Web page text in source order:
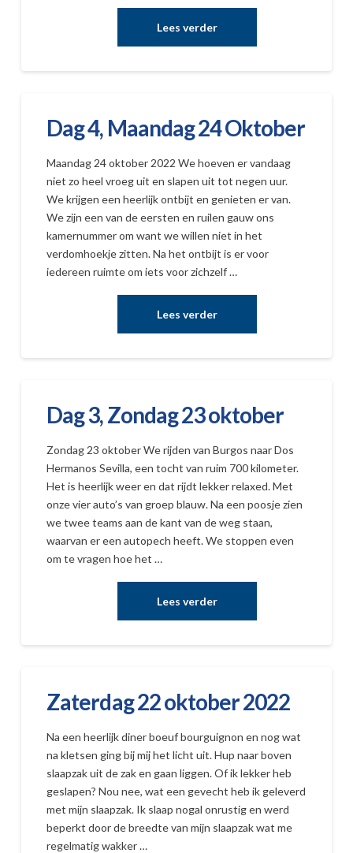
Dag 4, Maandag 24 Oktober
Maandag 24 oktober 2022 We hoeven er vandaag
niet zo heel vroeg uit en slapen uit tot negen uur.
We krijgen een heerlijk ontbijt en genieten er van.
We zijn een van de eersten en ruilen gauw ons
kamernummer om want we willen niet in het
verdomhoekje zitten. Na het ontbijt is er voor
iedereen ruimte om iets voor zichzelf …
Dag 3, Zondag 23 oktober
Zondag 23 oktober We rijden van Burgos naar Dos
Hermanos Sevilla, een tocht van ruim 700 kilometer.
Het is heerlijk weer en dat rijdt lekker relaxed. Met
onze vier auto’s van groep blauw. Na een poosje zien
we twee teams aan de kant van de weg staan,
waarvan er een autopech heeft. We stoppen even
om te vragen hoe het …
Zaterdag 22 oktober 2022
Na een heerlijk diner boeuf bourguignon en nog wat
na kletsen ging bij mij het licht uit. Hup naar boven
slaapzak uit de zak en gaan liggen. Of ik lekker heb
geslapen? Nou nee, wat een gevecht heb ik geleverd
met mijn slaapzak. Ik slaap nogal onrustig en werd
beperkt door de breedte van mijn slaapzak wat me
regelmatig wakker …